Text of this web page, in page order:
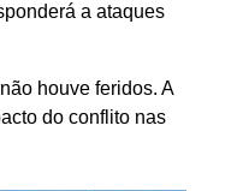
a ataques
houve feridos. A
do conflito nas